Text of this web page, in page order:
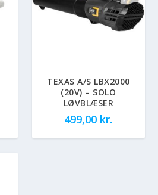
TEXAS A/S LBX2000
(20V) – SOLO
LØVBLÆSER
499,00 kr.